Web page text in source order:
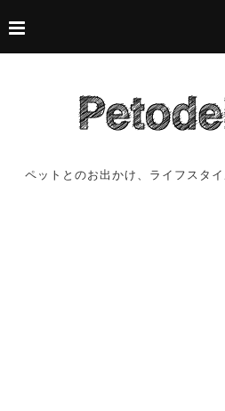
ペットとのお出かけ、ライフスタ